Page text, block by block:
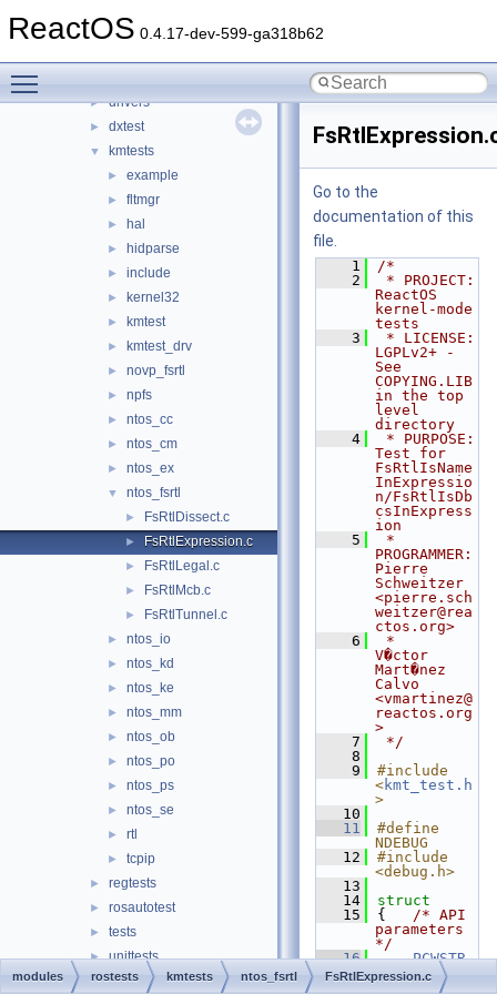
ReactOS 0.4.17-dev-599-ga318b62
▼ rostests
► drivers
► dxtest
▼ kmtests
► example
► fltmgr
► hal
► hidparse
► include
► kernel32
► kmtest
► kmtest_drv
► novp_fsrtl
► npfs
► ntos_cc
► ntos_cm
► ntos_ex
▼ ntos_fsrtl
► FsRtlDissect.c
► FsRtlExpression.c
► FsRtlLegal.c
► FsRtlMcb.c
► FsRtlTunnel.c
► ntos_io
► ntos_kd
► ntos_ke
► ntos_mm
► ntos_ob
► ntos_po
► ntos_ps
► ntos_se
► rtl
► tcpip
► regtests
► rosautotest
► tests
► unittests
► win32
Go to the
documentation of this
file.
    1
/*
    2
* PROJECT:
ReactOS
kernel-mode
tests
    3
* LICENSE:
LGPLv2+ -
See
COPYING.LIB
in the top
level
directory
    4
* PURPOSE:
Test for
FsRtlIsName
InExpressio
n/FsRtlIsDb
csInExpress
ion
    5
*
PROGRAMMER:
Pierre
Schweitzer
<pierre.sch
weitzer@rea
ctos.org>
    6
*
V�ctor
Mart�nez
Calvo
<vmartinez@
reactos.org
>
    7
*/
    8
    9
#include
<kmt_test.h
>
   10
   11
#define
NDEBUG
   12
#include
<debug.h>
   13
   14
struct
   15
{ /* API
parameters
*/
   16
PCWSTR
Expression
   17
PCWSTR
modules rostests kmtests ntos_fsrtl FsRtlExpression.c